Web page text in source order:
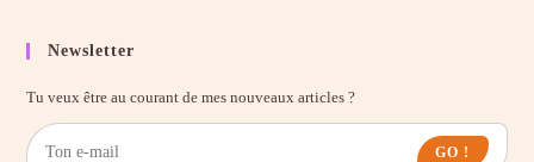
Newsletter
Tu veux être au courant de mes nouveaux articles ?
GO !